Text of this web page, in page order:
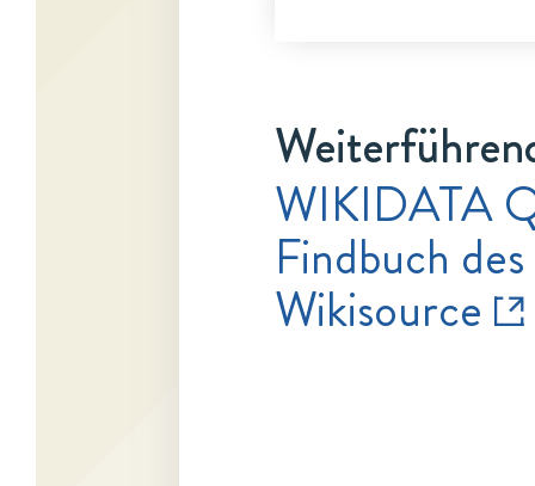
WIKIDATA
Findbuch
Wikisource